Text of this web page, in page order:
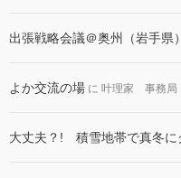
出張戦略会議＠奥州（岩手県）
よか交流の場 に 叶理家 事務
大丈夫？! 積雪地帯で真冬に